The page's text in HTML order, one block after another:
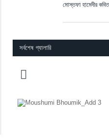
মোস্তফা হামেদীর
সর্বশেষ গ্যালারি